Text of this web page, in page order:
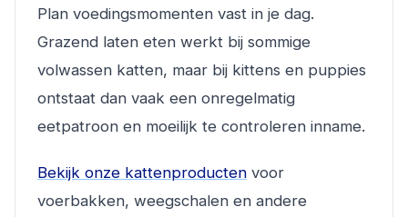
Plan voedingsmomenten vast in je dag.
Grazend laten eten werkt bij sommige
volwassen katten, maar bij kittens en puppies
ontstaat dan vaak een onregelmatig
eetpatroon en moeilijk te controleren inname.
Bekijk onze kattenproducten voor
voerbakken, weegschalen en andere